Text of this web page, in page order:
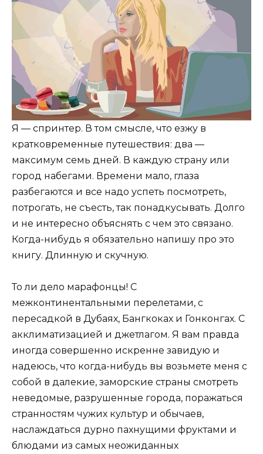
Я — спринтер. В том смысле, что езжу в
кратковременные путешествия: два —
максимум семь дней. В каждую страну или
город набегами. Времени мало, глаза
разбегаются и все надо успеть посмотреть,
потрогать, не съесть, так понадкусывать. Долго
и не интересно объяснять с чем это связано.
Когда-нибудь я обязательно напишу про это
книгу. Длинную и скучную.
То ли дело марафонцы! С
межконтинентальными перелетами, с
пересадкой в Дубаях, Бангкоках и Гонконгах. С
акклиматизацией и джетлагом. Я вам правда
иногда совершенно искренне завидую и
надеюсь, что когда-нибудь вы возьмете меня с
собой в далекие, заморские страны смотреть
неведомые, разрушенные города, поражаться
странностям чужих культур и обычаев,
наслаждаться дурно пахнущими фруктами и
блюдами из самых неожиданных